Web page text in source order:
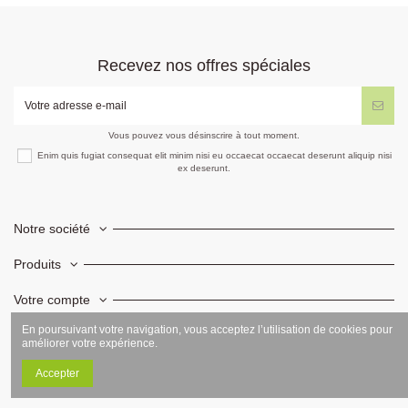
Recevez nos offres spéciales
Vous pouvez vous désinscrire à tout moment.
Enim quis fugiat consequat elit minim nisi eu occaecat occaecat deserunt aliquip nisi
ex deserunt.
Notre société
Produits
Votre compte
Informations
En poursuivant votre navigation, vous acceptez l’utilisation de cookies pour
améliorer votre expérience.
Accepter